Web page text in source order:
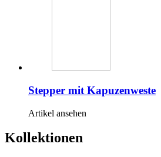
Stepper mit Kapuzenweste
Artikel ansehen
Kollektionen